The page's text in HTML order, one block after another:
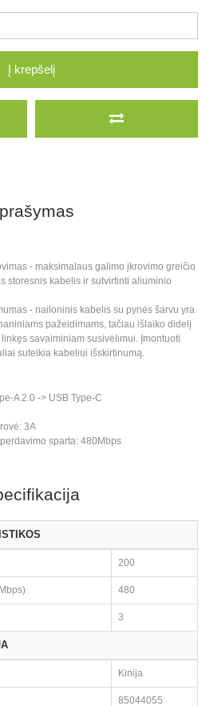
Į krepšelį
- maksimalaus galimo įkrovimo greičio
storesnis kabelis ir sutvirtinti aliuminio
- nailoninis kabelis su pynės šarvu yra
pažeidimams, tačiau išlaiko didelį
savaiminiam susivėlimui. Įmontuoti
suteikia kabeliui išskirtinumą.
A 2.0 -> USB Type-C
3A
sparta: 480Mbps
200
480
3
Kinija
85044055